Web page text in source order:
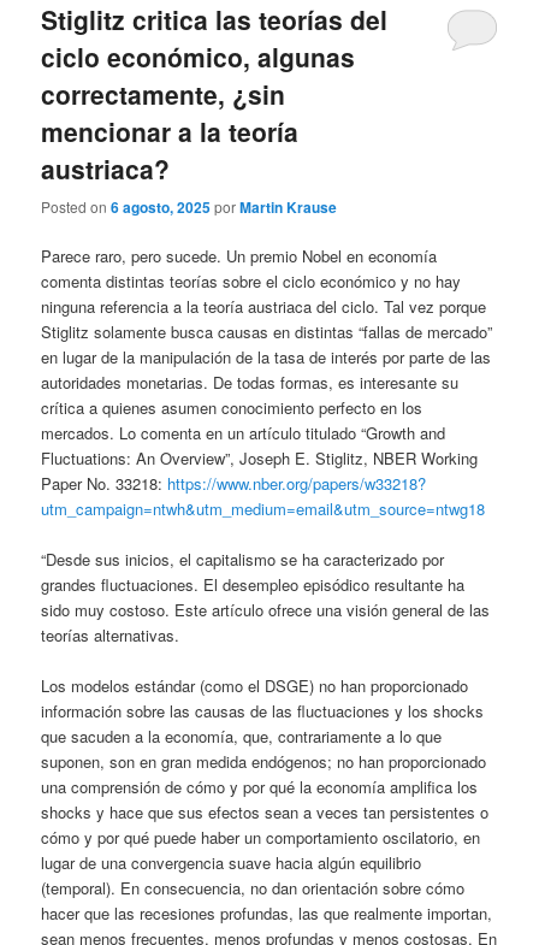
Stiglitz critica las teorías del
ciclo económico, algunas
correctamente, ¿sin
mencionar a la teoría
austriaca?
Posted on6 agosto, 2025porMartin Krause
Parece raro, pero sucede. Un premio Nobel en economía
comenta distintas teorías sobre el ciclo económico y no hay
ninguna referencia a la teoría austriaca del ciclo. Tal vez porque
Stiglitz solamente busca causas en distintas “fallas de mercado”
en lugar de la manipulación de la tasa de interés por parte de las
autoridades monetarias. De todas formas, es interesante su
crítica a quienes asumen conocimiento perfecto en los
mercados. Lo comenta en un artículo titulado “Growth and
Fluctuations: An Overview”, Joseph E. Stiglitz, NBER Working
Paper No. 33218: https://www.nber.org/papers/w33218?
utm_campaign=ntwh&utm_medium=email&utm_source=ntwg18
“Desde sus inicios, el capitalismo se ha caracterizado por
grandes fluctuaciones. El desempleo episódico resultante ha
sido muy costoso. Este artículo ofrece una visión general de las
teorías alternativas.
Los modelos estándar (como el DSGE) no han proporcionado
información sobre las causas de las fluctuaciones y los shocks
que sacuden a la economía, que, contrariamente a lo que
suponen, son en gran medida endógenos; no han proporcionado
una comprensión de cómo y por qué la economía amplifica los
shocks y hace que sus efectos sean a veces tan persistentes o
cómo y por qué puede haber un comportamiento oscilatorio, en
lugar de una convergencia suave hacia algún equilibrio
(temporal). En consecuencia, no dan orientación sobre cómo
hacer que las recesiones profundas, las que realmente importan,
sean menos frecuentes, menos profundas y menos costosas. En